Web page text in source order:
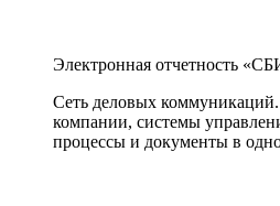
Электронная отчетность
Сеть деловых
компании, системы
процессы и документы в